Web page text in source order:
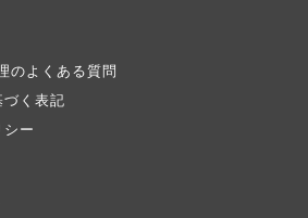
のよくある質問
く表記
ー